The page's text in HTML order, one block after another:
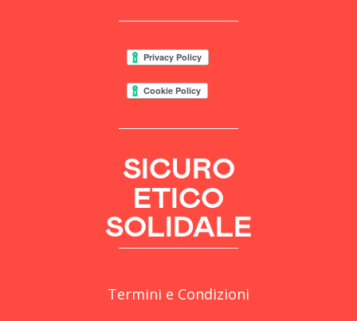
SICURO
ETICO
SOLIDALE
Termini e Condizioni